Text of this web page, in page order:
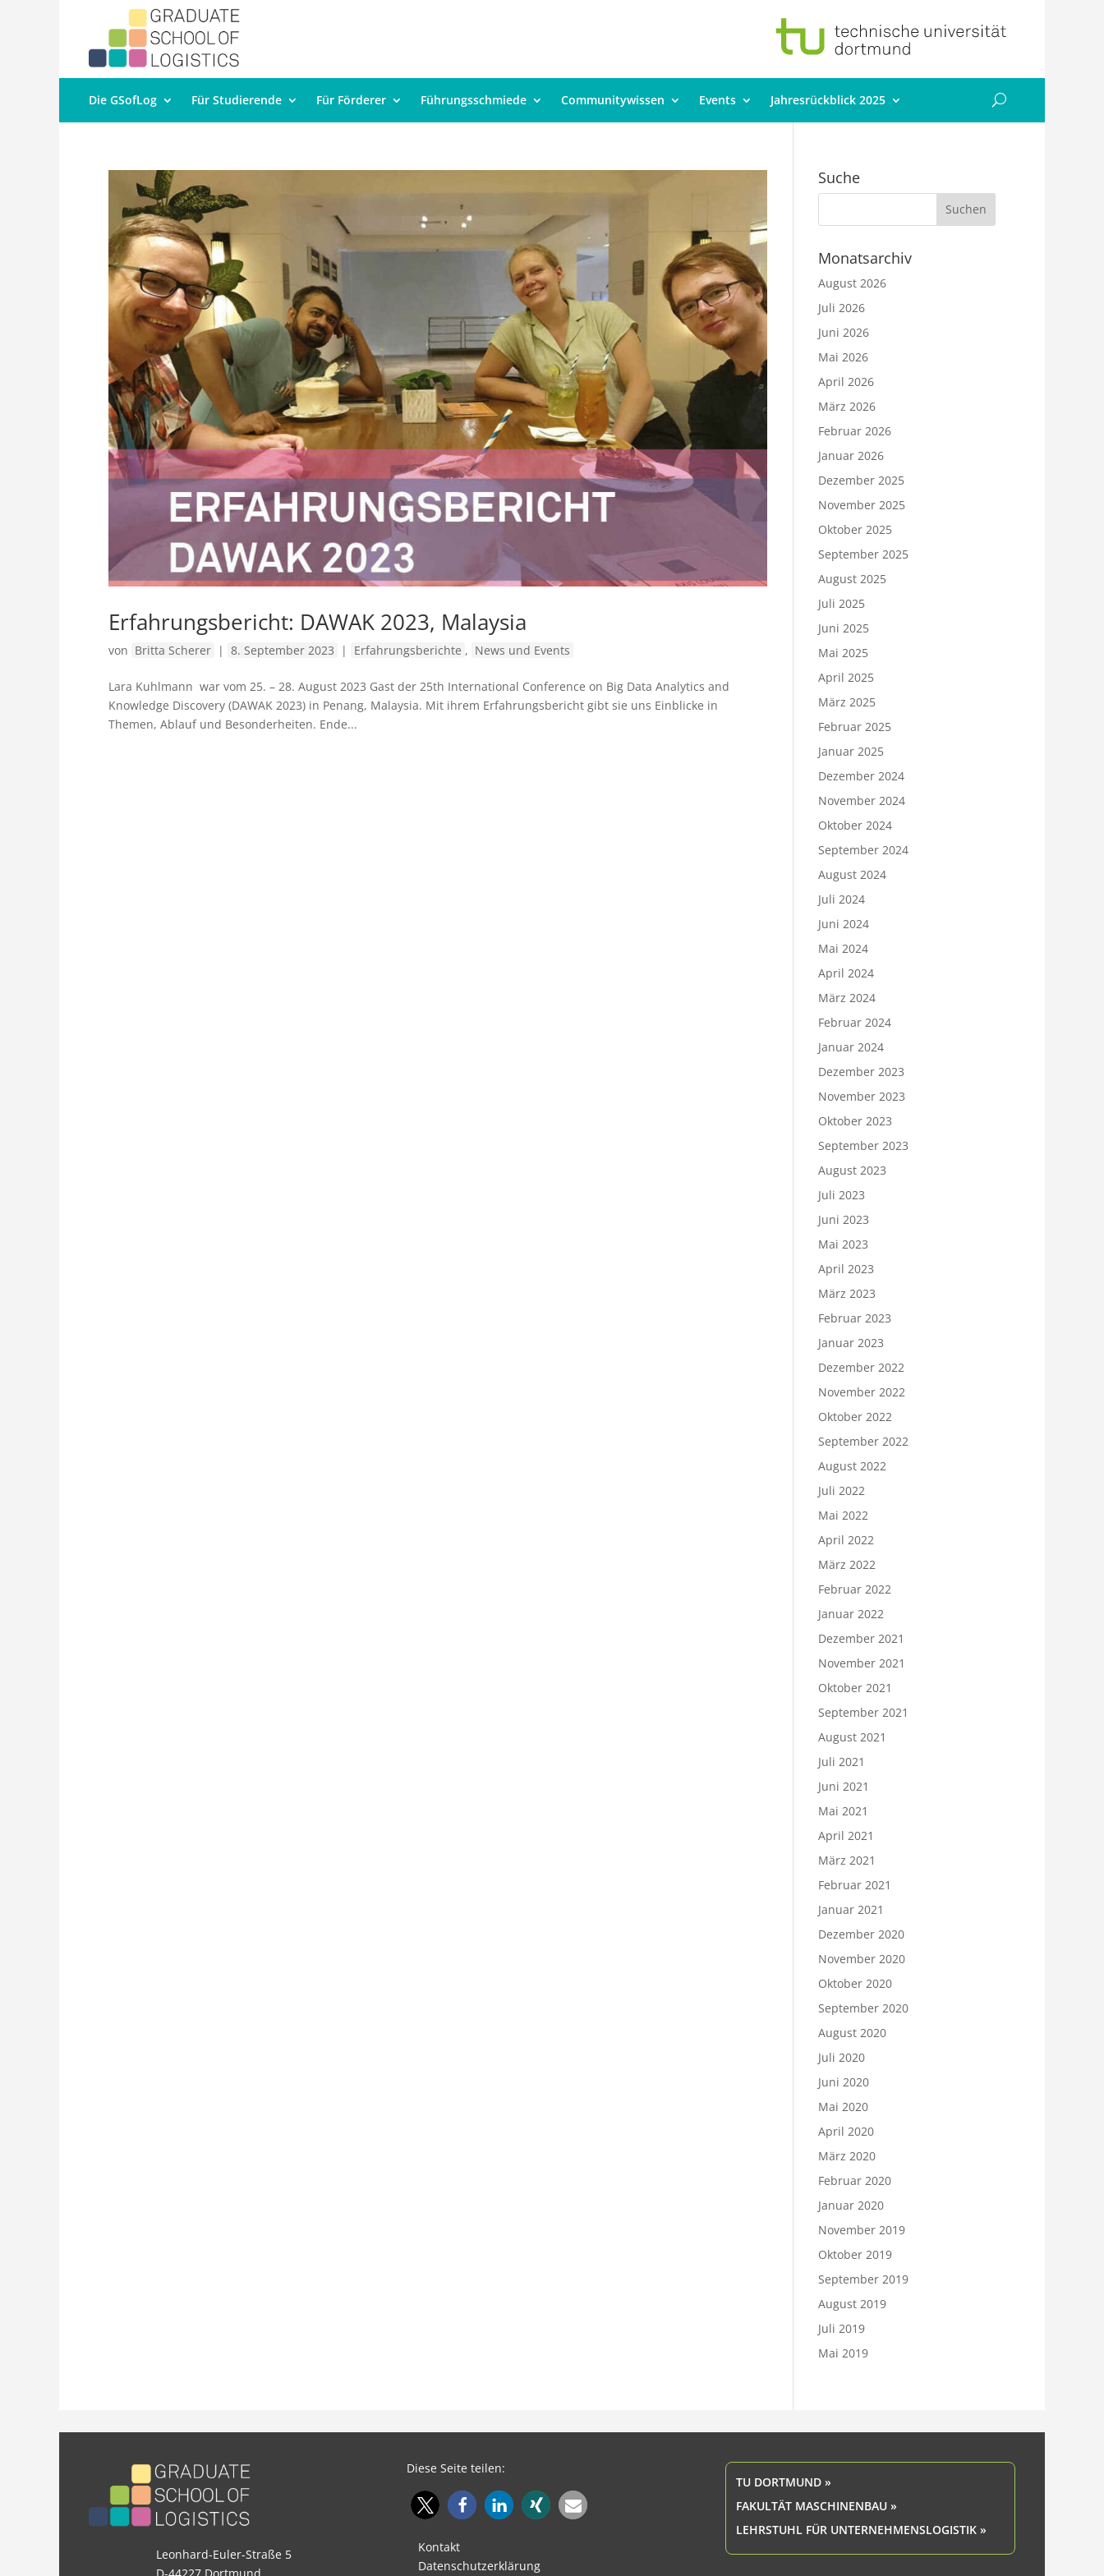
Die GSofLog Für Studierende Für Förderer Führungsschmiede Communitywissen Events Jahresrückblick 2025
Erfahrungsbericht: DAWAK 2023, Malaysia
von Britta Scherer | 8. September 2023 | Erfahrungsberichte , News und Events
Lara Kuhlmann war vom 25. – 28. August 2023 Gast der 25th International Conference on Big Data Analytics and
Knowledge Discovery (DAWAK 2023) in Penang, Malaysia. Mit ihrem Erfahrungsbericht gibt sie uns Einblicke in
Themen, Ablauf und Besonderheiten. Ende...
Suche
Monatsarchiv
August 2026
Juli 2026
Juni 2026
Mai 2026
April 2026
März 2026
Februar 2026
Januar 2026
Dezember 2025
November 2025
Oktober 2025
September 2025
August 2025
Juli 2025
Juni 2025
Mai 2025
April 2025
März 2025
Februar 2025
Januar 2025
Dezember 2024
November 2024
Oktober 2024
September 2024
August 2024
Juli 2024
Juni 2024
Mai 2024
April 2024
März 2024
Februar 2024
Januar 2024
Dezember 2023
November 2023
Oktober 2023
September 2023
August 2023
Juli 2023
Juni 2023
Mai 2023
April 2023
März 2023
Februar 2023
Januar 2023
Dezember 2022
November 2022
Oktober 2022
September 2022
August 2022
Juli 2022
Mai 2022
April 2022
März 2022
Februar 2022
Januar 2022
Dezember 2021
November 2021
Oktober 2021
September 2021
August 2021
Juli 2021
Juni 2021
Mai 2021
April 2021
März 2021
Februar 2021
Januar 2021
Dezember 2020
November 2020
Oktober 2020
September 2020
August 2020
Juli 2020
Juni 2020
Mai 2020
April 2020
März 2020
Februar 2020
Januar 2020
November 2019
Oktober 2019
September 2019
August 2019
Juli 2019
Mai 2019
Leonhard-Euler-Straße 5
D-44227 Dortmund
Diese Seite teilen:
Kontakt
Datenschutzerklärung
TU DORTMUND »
FAKULTÄT MASCHINENBAU »
LEHRSTUHL FÜR UNTERNEHMENSLOGISTIK »